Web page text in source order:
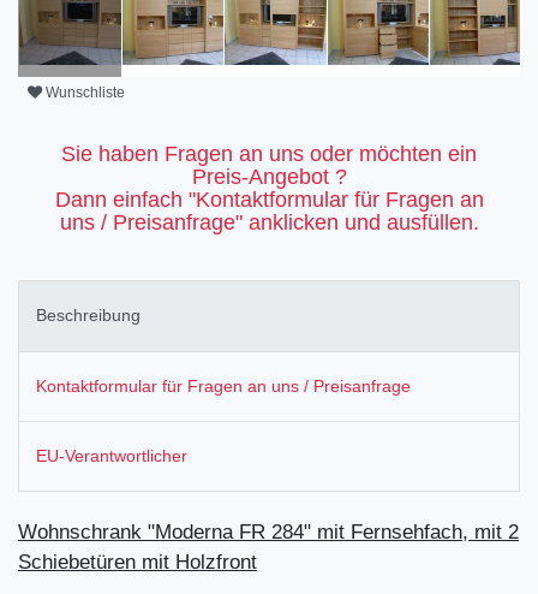
Wunschliste
Sie haben Fragen an uns oder möchten ein
Preis-Angebot ?
Dann einfach "Kontaktformular für Fragen an
uns / Preisanfrage" anklicken und ausfüllen.
Beschreibung
Kontaktformular für Fragen an uns / Preisanfrage
EU-Verantwortlicher
Wohnschrank "Moderna FR 284" mit Fernsehfach, mit 2
Schiebetüren mit Holzfront